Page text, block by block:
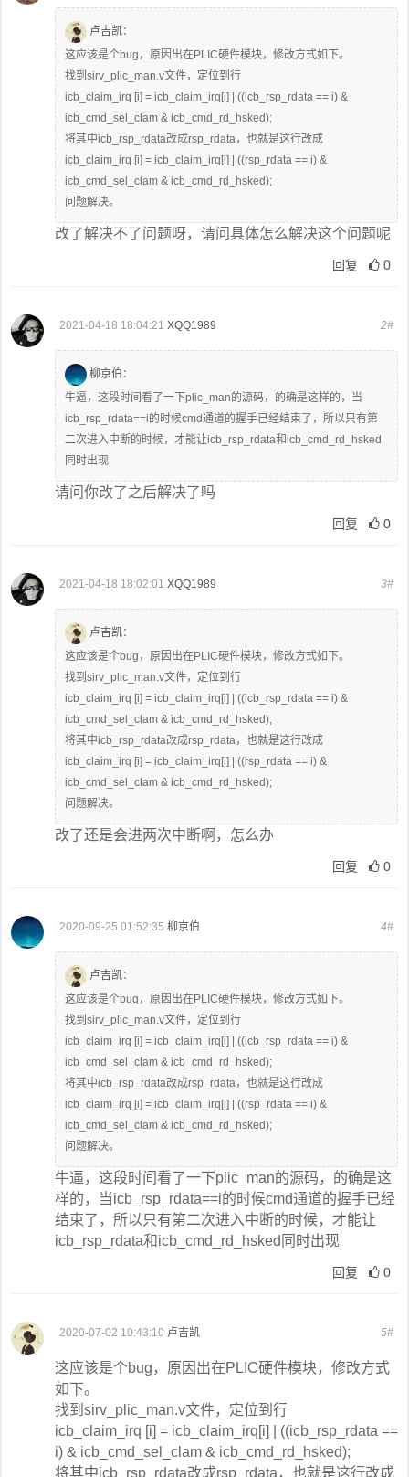
卢吉凯：
这应该是个bug，原因出在PLIC硬件模块，修改方式如下。
找到sirv_plic_man.v文件，定位到行
icb_claim_irq [i] = icb_claim_irq[i] | ((icb_rsp_rdata == i) &
icb_cmd_sel_clam & icb_cmd_rd_hsked);
将其中icb_rsp_rdata改成rsp_rdata，也就是这行改成
icb_claim_irq [i] = icb_claim_irq[i] | ((rsp_rdata == i) &
icb_cmd_sel_clam & icb_cmd_rd_hsked);
问题解决。
改了解决不了问题呀，请问具体怎么解决这个问题呢
回复 0
2021-04-18 18:04:21 XQQ1989 2#
柳京伯 ：
牛逼，这段时间看了一下plic_man的源码，的确是这样的，当
icb_rsp_rdata==i的时候cmd通道的握手已经结束了，所以只有第
二次进入中断的时候，才能让icb_rsp_rdata和icb_cmd_rd_hsked
同时出现
请问你改了之后解决了吗
回复 0
2021-04-18 18:02:01 XQQ1989 3#
卢吉凯：
这应该是个bug，原因出在PLIC硬件模块，修改方式如下。
找到sirv_plic_man.v文件，定位到行
icb_claim_irq [i] = icb_claim_irq[i] | ((icb_rsp_rdata == i) &
icb_cmd_sel_clam & icb_cmd_rd_hsked);
将其中icb_rsp_rdata改成rsp_rdata，也就是这行改成
icb_claim_irq [i] = icb_claim_irq[i] | ((rsp_rdata == i) &
icb_cmd_sel_clam & icb_cmd_rd_hsked);
问题解决。
改了还是会进两次中断啊，怎么办
回复 0
2020-09-25 01:52:35 柳京伯 4#
卢吉凯：
这应该是个bug，原因出在PLIC硬件模块，修改方式如下。
找到sirv_plic_man.v文件，定位到行
icb_claim_irq [i] = icb_claim_irq[i] | ((icb_rsp_rdata == i) &
icb_cmd_sel_clam & icb_cmd_rd_hsked);
将其中icb_rsp_rdata改成rsp_rdata，也就是这行改成
icb_claim_irq [i] = icb_claim_irq[i] | ((rsp_rdata == i) &
icb_cmd_sel_clam & icb_cmd_rd_hsked);
问题解决。
牛逼，这段时间看了一下plic_man的源码，的确是这
样的，当icb_rsp_rdata==i的时候cmd通道的握手已经
结束了，所以只有第二次进入中断的时候，才能让
icb_rsp_rdata和icb_cmd_rd_hsked同时出现
回复 0
2020-07-02 10:43:10 卢吉凯 5#
这应该是个bug，原因出在PLIC硬件模块，修改方式
如下。
找到sirv_plic_man.v文件，定位到行
icb_claim_irq [i] = icb_claim_irq[i] | ((icb_rsp_rdata ==
i) & icb_cmd_sel_clam & icb_cmd_rd_hsked);
将其中icb_rsp_rdata改成rsp_rdata，也就是这行改成